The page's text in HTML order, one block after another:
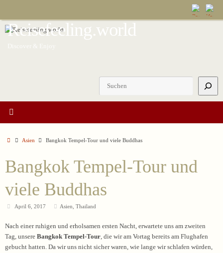
springen
Reisefeeling.world
Discover & Enjoy
StartAsien Bangkok Tempel-Tour und viele Buddhas
Bangkok Tempel-Tour und
viele Buddhas
April 6, 2017 Asien ,Thailand
Nach einer ruhigen und erholsamen ersten Nacht, erwartete uns am zweiten
Tag, unsere Bangkok Tempel-Tour, die wir am Vortag bereits am Flughafen
gebucht hatten. Da wir uns nicht sicher waren, wie lange wir schlafen würden,